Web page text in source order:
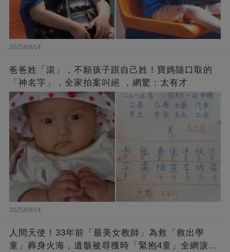
2025/09/14
爸爸姓「滾」，不願孩子跟自己姓！寶媽隨口取的
「神名字」，全家拍案叫絕 ，網驚：太有才
2025/09/14
人間天使！33年前「最美女教師」為救「救出學
童」葬身火海，遺骸被尋獲時「緊抱4童」全網淚